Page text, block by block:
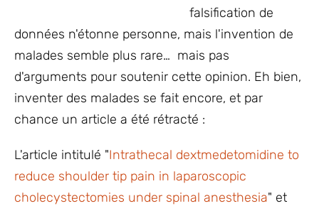
falsification de
données n'étonne personne, mais l'invention de
malades semble plus rare… mais pas
d'arguments pour soutenir cette opinion. Eh bien,
inventer des malades se fait encore, et par
chance un article a été rétracté :
L'article intitulé "Intrathecal dextmedetomidine to
reduce shoulder tip pain in laparoscopic
cholecystectomies under spinal anesthesia" et